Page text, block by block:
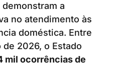
a
no atendimento às
doméstica. Entre
2026, o Estado
mil ocorrências de